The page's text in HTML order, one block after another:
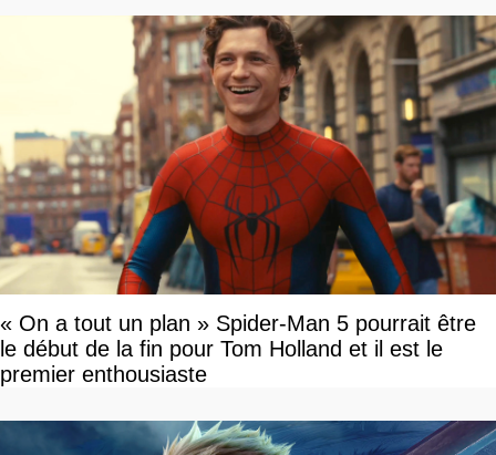
« On a tout un plan » Spider-Man 5 pourrait être
le début de la fin pour Tom Holland et il est le
premier enthousiaste